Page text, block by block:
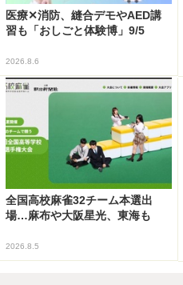
医療✕消防、縫合デモやAED講
習も「おしごと体験博」9/5
2026.8.6
全国高校麻雀32チーム本選出
場…麻布や大阪星光、東海も
2026.8.5